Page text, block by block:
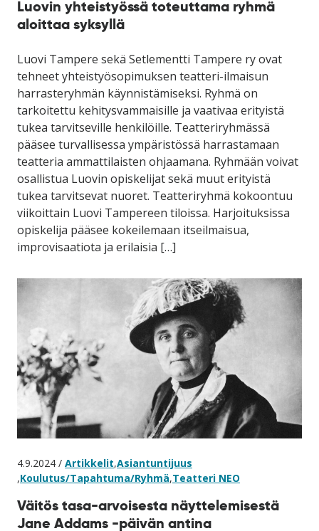
Luovin yhteistyössä toteuttama ryhmä
aloittaa syksyllä
Luovi Tampere sekä Setlementti Tampere ry ovat
tehneet yhteistyösopimuksen teatteri-ilmaisun
harrasteryhmän käynnistämiseksi. Ryhmä on
tarkoitettu kehitysvammaisille ja vaativaa erityistä
tukea tarvitseville henkilöille. Teatteriryhmässä
pääsee turvallisessa ympäristössä harrastamaan
teatteria ammattilaisten ohjaamana. Ryhmään voivat
osallistua Luovin opiskelijat sekä muut erityistä
tukea tarvitsevat nuoret. Teatteriryhmä kokoontuu
viikoittain Luovi Tampereen tiloissa. Harjoituksissa
opiskelija pääsee kokeilemaan itseilmaisua,
improvisaatiota ja erilaisia […]
4.9.2024 / Artikkelit,Asiantuntijuus
,Koulutus/Tapahtuma/Ryhmä,Teatteri NEO
Väitös tasa-arvoisesta näyttelemisestä
Jane Addams -päivän antina